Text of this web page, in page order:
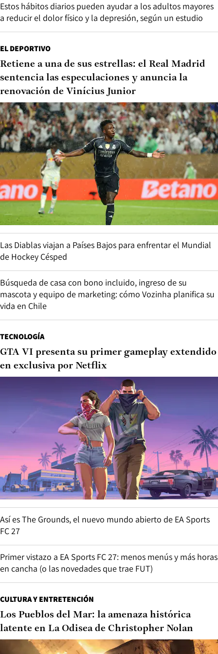
Estos hábitos diarios pueden ayudar a los adultos mayores
a reducir el dolor físico y la depresión, según un estudio
EL DEPORTIVO
Retiene a una de sus estrellas: el Real Madrid
sentencia las especulaciones y anuncia la
renovación de Vinícius Junior
Las Diablas viajan a Países Bajos para enfrentar el Mundial
de Hockey Césped
Búsqueda de casa con bono incluido, ingreso de su
mascota y equipo de marketing: cómo Vozinha planifica su
vida en Chile
TECNOLOGÍA
GTA VI presenta su primer gameplay extendido
en exclusiva por Netflix
Así es The Grounds, el nuevo mundo abierto de EA Sports
FC 27
Primer vistazo a EA Sports FC 27: menos menús y más horas
en cancha (o las novedades que trae FUT)
CULTURA Y ENTRETENCIÓN
Los Pueblos del Mar: la amenaza histórica
latente en La Odisea de Christopher Nolan